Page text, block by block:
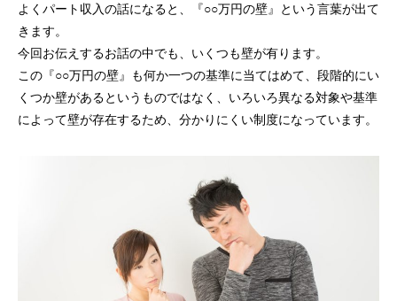
よくパート収入の話になると、『○○万円の壁』という言葉が出て
きます。
今回お伝えするお話の中でも、いくつも壁が有ります。
この『○○万円の壁』も何か一つの基準に当てはめて、段階的にい
くつか壁があるというものではなく、いろいろ異なる対象や基準
によって壁が存在するため、分かりにくい制度になっています。